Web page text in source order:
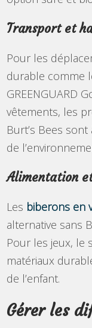
Transport et
Pour les
durable comme
GREENGUARD
vêtements, les
Burt’s Bees
de
Alimentation
Les biberons en
alternative sans
Pour les jeux, le
matériaux
de l’enfant.
Gérer les